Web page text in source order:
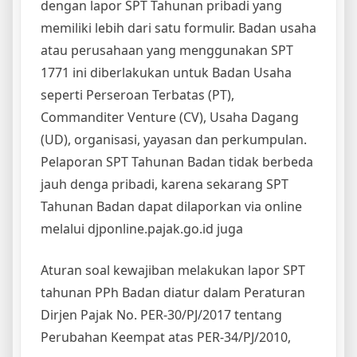
dengan lapor SPT Tahunan pribadi yang
memiliki lebih dari satu formulir. Badan usaha
atau perusahaan yang menggunakan SPT
1771 ini diberlakukan untuk Badan Usaha
seperti Perseroan Terbatas (PT),
Commanditer Venture (CV), Usaha Dagang
(UD), organisasi, yayasan dan perkumpulan.
Pelaporan SPT Tahunan Badan tidak berbeda
jauh denga pribadi, karena sekarang SPT
Tahunan Badan dapat dilaporkan via online
melalui djponline.pajak.go.id juga
Aturan soal kewajiban melakukan lapor SPT
tahunan PPh Badan diatur dalam Peraturan
Dirjen Pajak No. PER-30/PJ/2017 tentang
Perubahan Keempat atas PER-34/PJ/2010,